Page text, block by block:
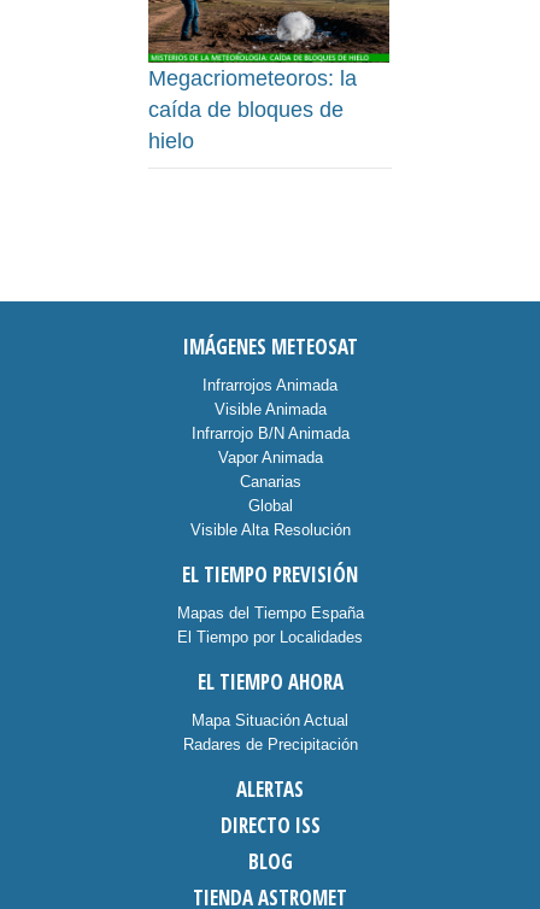
Megacriometeoros: la
caída de bloques de
hielo
IMÁGENES METEOSAT
Infrarrojos Animada
Visible Animada
Infrarrojo B/N Animada
Vapor Animada
Canarias
Global
Visible Alta Resolución
EL TIEMPO PREVISIÓN
Mapas del Tiempo España
El Tiempo por Localidades
EL TIEMPO AHORA
Mapa Situación Actual
Radares de Precipitación
ALERTAS
DIRECTO ISS
BLOG
TIENDA ASTROMET